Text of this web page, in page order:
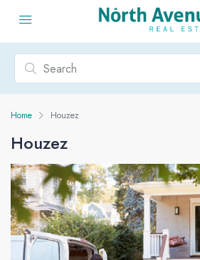
Home Houzez
Houzez